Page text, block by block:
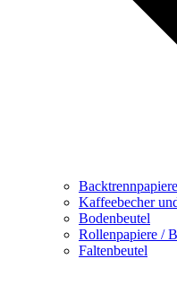
Backtrennpapiere
Kaffeebecher
Bodenbeutel
Rollenpapiere /
Faltenbeutel